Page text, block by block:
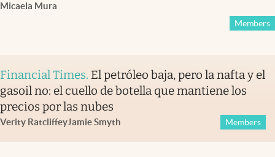
Micaela Mura
Members
Financial Times. El petróleo baja, pero la nafta y el
gasoil no: el cuello de botella que mantiene los
precios por las nubes
Verity RatcliffeyJamie Smyth Members